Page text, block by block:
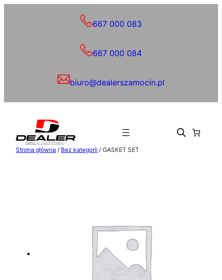
667 000 083
667 000 084
biuro@dealerszamocin.pl
Strona główna / Bez kategorii / GASKET SET